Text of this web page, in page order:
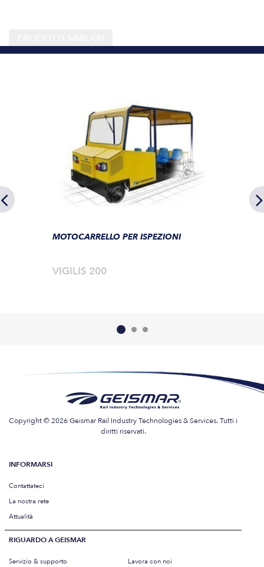
MOTOCARRELLO PER ISPEZIONI
VIGILIS 200
Copyright © 2026 Geismar Rail Industry Technologies & Services. Tutti i
diritti riservati.
INFORMARSI
Contattateci
La nostra rete
Attualità
RIGUARDO A GEISMAR
Servizio & supporto Lavora con noi